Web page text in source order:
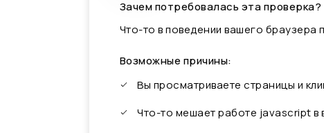
Зачем потребовалась эта проверка?
Что-то в поведении вашего браузера
Возможные причины:
Вы просматриваете страницы и
Что-то мешает работе javascript в